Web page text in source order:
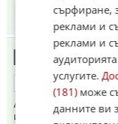
27.02.2023
Сталин
ОТГОВОР
Алоо не пипайте
икономика на
сърфиране,
реклами и
реклами и
услугите.
(181)може
данните ви